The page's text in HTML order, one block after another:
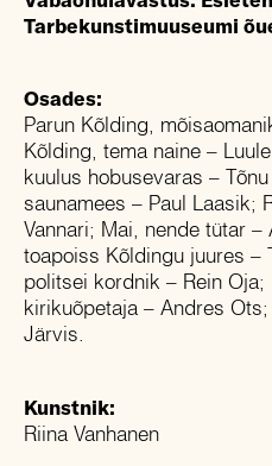
Tarbekunstimuuseumi
Osades:
Parun Kõlding,
Kõlding, tema naine –
kuulus hobusevaras –
saunamees – Paul Laasik;
Vannari; Mai, nende tütar –
toapoiss Kõldingu juures –
politsei kordnik – Rein Oja;
kirikuõpetaja – Andres
Järvis.
Kunstnik:
Riina Vanhanen